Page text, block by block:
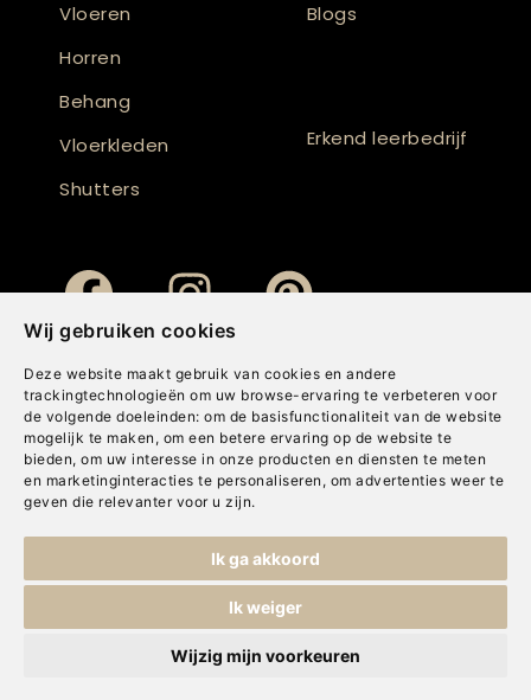
Wij gebruiken cookies
Deze website maakt gebruik van cookies en andere
trackingtechnologieën om uw browse-ervaring te verbeteren voor
de volgende doeleinden: om de basisfunctionaliteit van de website
mogelijk te maken , om een betere ervaring op de website te
bieden, om uw interesse in onze producten en diensten te meten
en marketinginteracties te personaliseren , om advertenties weer te
geven die relevanter voor u zijn.
Ik ga akkoord
Ik weiger
Wijzig mijn voorkeuren
Vloeren
Horren
Behang
Vloerkleden
Shutters
Blogs
Erkend leerbedrijf
Cookies